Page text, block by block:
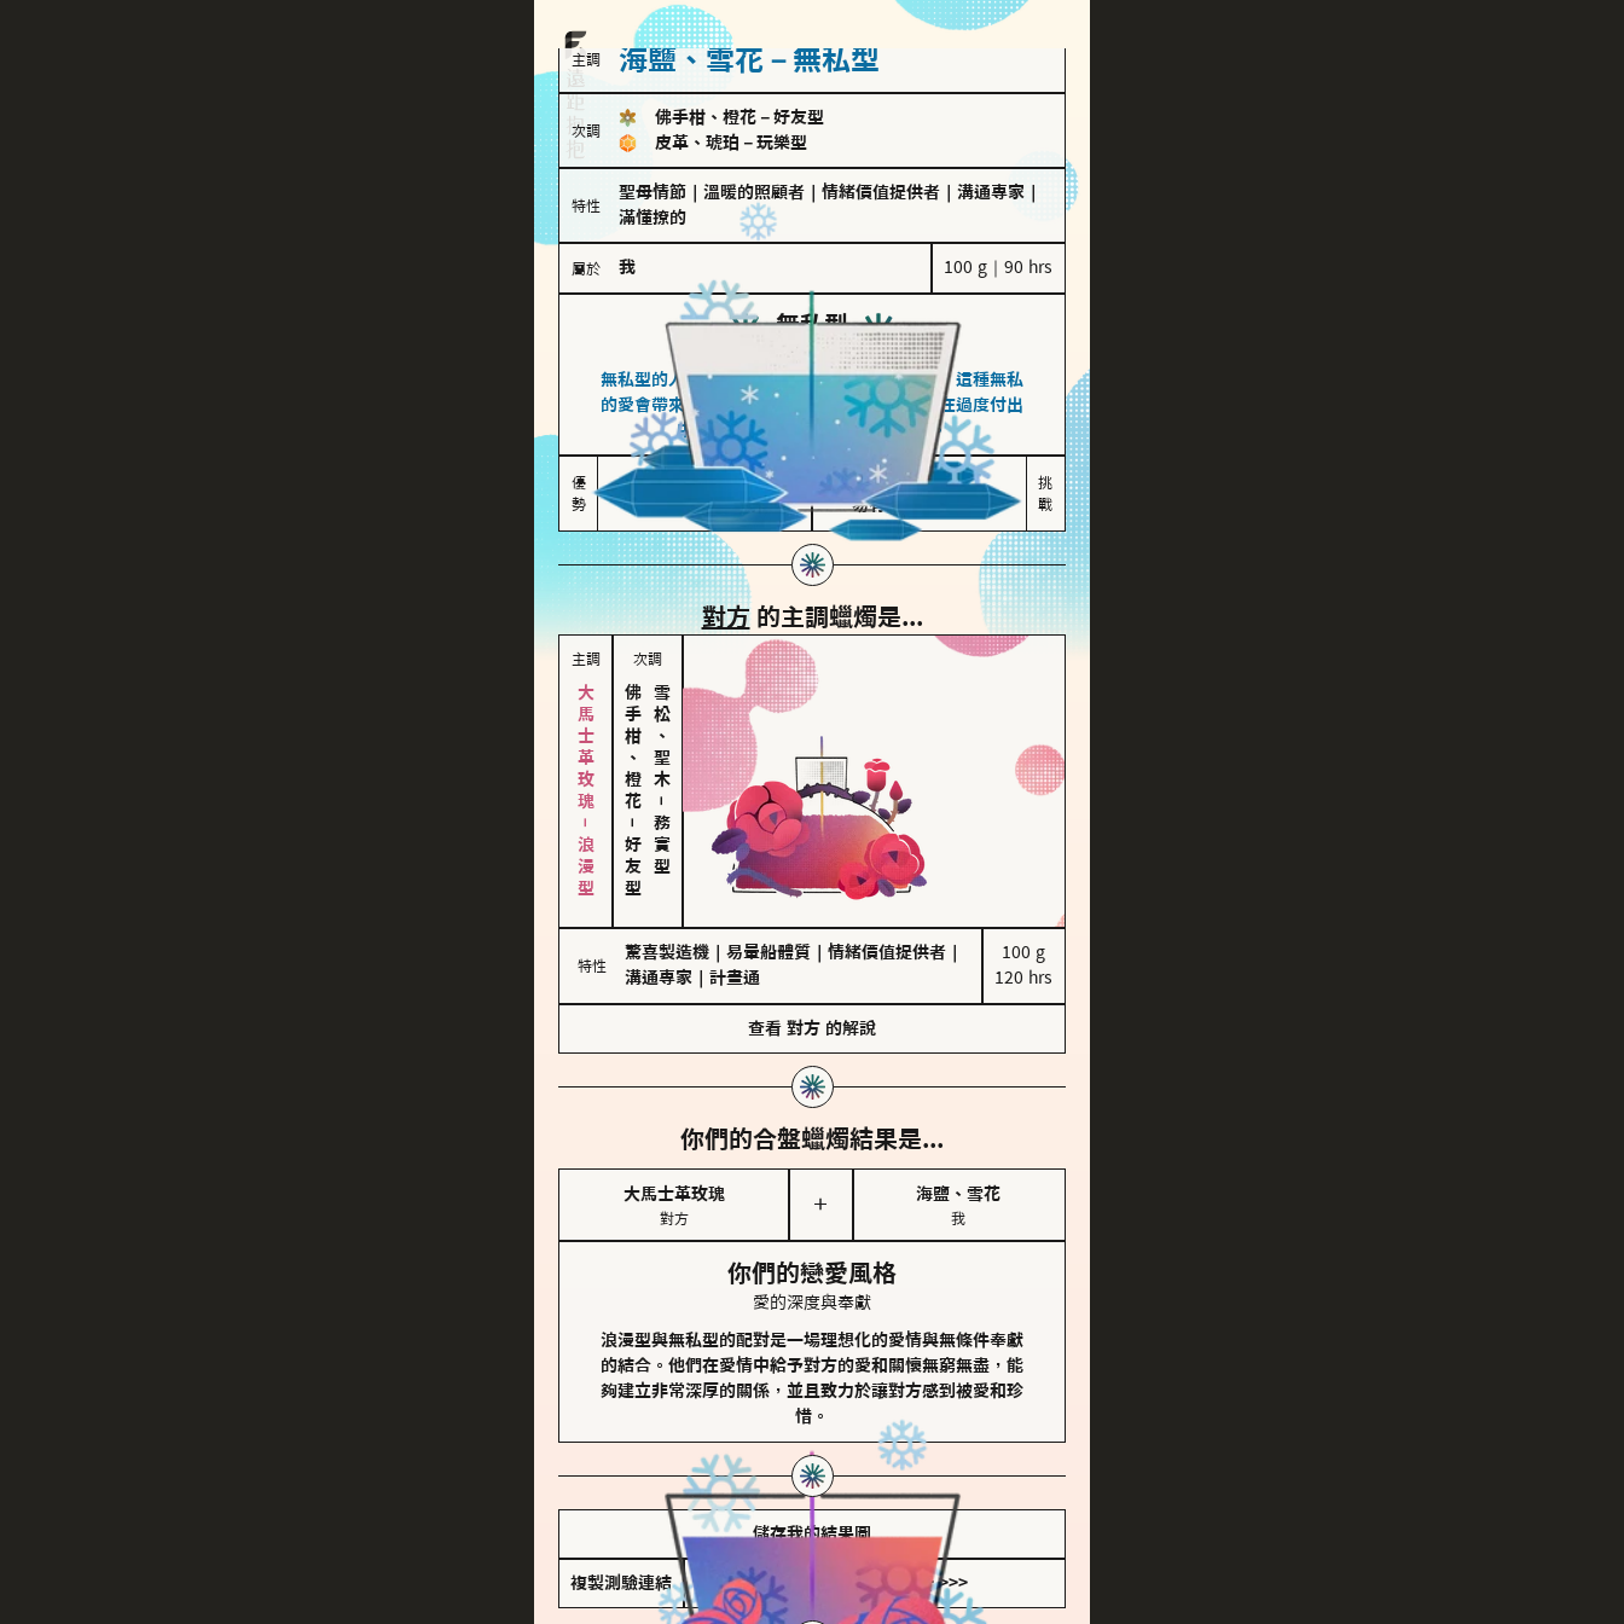
主調 海鹽、雪花－無私型
次調
佛手柑、橙花 － 好友型
皮革、琥珀 － 玩樂型
特性
聖母情節 溫暖的照顧者 情緒價值提供者 溝通專家
滿懂撩的
屬於 我 100 g｜90 hrs
無私型
海鹽、雪花
無私型的人傾向用心呵護、滿足另一半的需求，這種無私
的愛會帶來緊密的關係連結，但也可能讓他們在過度付出
中迷失自我，忽略自己真正的需求。
優
勢
無私奉獻
讓伴侶感受到關懷
較難設立界線
易有強烈情感依賴
挑
戰
對方的主調蠟燭是...
主調
大馬士革玫瑰－浪漫型
次調
佛手柑、橙花
－
好友型
雪松、聖木
－
務實型
特性
驚喜製造機 易暈船體質 情緒價值提供者
溝通專家
計畫通
100 g
120 hrs
查看 對方 的解說
你們的合盤蠟燭結果是...
大馬士革玫瑰
對方
＋
海鹽、雪花
我
你們的戀愛風格
愛的深度與奉獻
浪漫型與無私型的配對是一場理想化的愛情與無條件奉獻
的結合。他們在愛情中給予對方的愛和關懷無窮無盡，能
夠建立非常深厚的關係，並且致力於讓對方感到被愛和珍
惜。
儲存我的結果圖
複製測驗連結 查看香氛類型全解析 >>>